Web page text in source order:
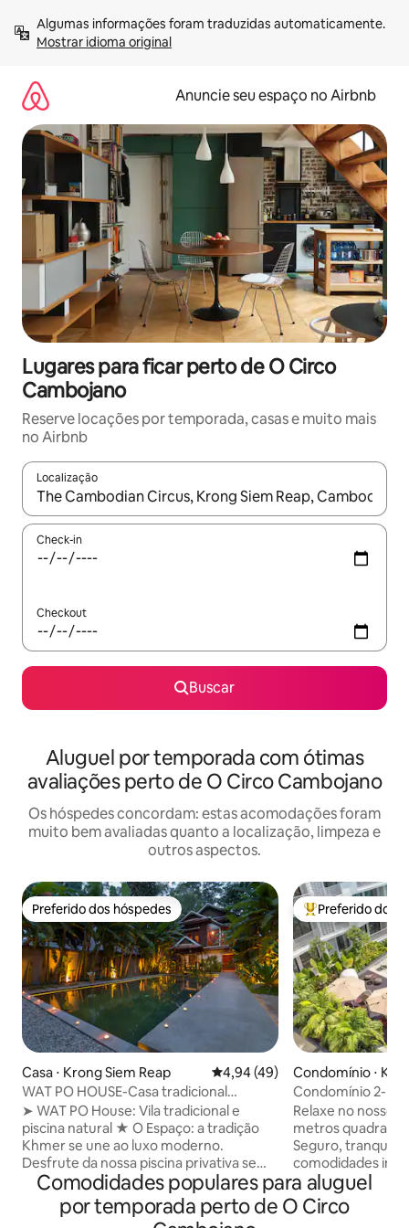
para
Mostrar idioma original
Anuncie seu espaço no Airbnb
Lugares para ficar perto de O Circo
Cambojano
Reserve locações por temporada, casas e muito mais
no Airbnb
Localização
Quando os resultados estiverem disponíveis, explore-os
Check-in
Checkout
Buscar
Aluguel por temporada com ótimas
avaliações perto de O Circo Cambojano
Os hóspedes concordam: estas acomodações foram
muito bem avaliadas quanto a localização, limpeza e
outros aspectos.
Preferido dos hóspedes
Preferido dos hóspedes
Casa ⋅ Krong Siem Reap 4,94 de uma avaliação média
4,94 (49)
WAT PO HOUSE-Casa tradicional
Khmer-River Road
➤ WAT PO House: Vila tradicional e
piscina natural ★ O Espaço: a tradição
Khmer se une ao luxo moderno.
Desfrute da nossa piscina privativa sem
produtos químicos e do exuberante
jardim aquático, com localização central
ao longo do rio Siem Reap. ★
Entre os
Preferido dos
Condomínio ⋅
ap
Condomínio 2-
central com
Relaxe no nosso
metros
Seguro, tranquilo
comodidades
academia, deck
estacionamento
que você precisa
Comodidades populares para aluguel
por temporada perto de O Circo